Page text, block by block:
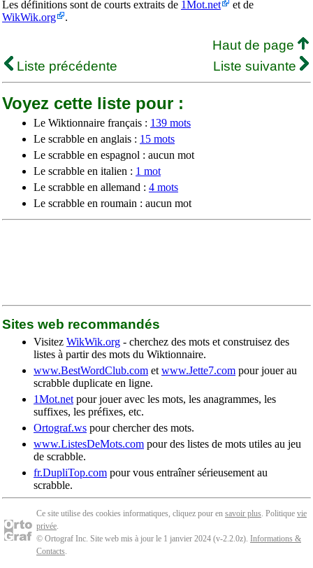
Les définitions sont de courts extraits de 1Mot.net
et de
WikWik.org
.
Haut de page
Liste précédente
Liste suivante
Voyez cette liste pour :
Le Wiktionnaire français : 139 mots
Le scrabble en anglais : 15 mots
Le scrabble en espagnol : aucun mot
Le scrabble en italien : 1 mot
Le scrabble en allemand : 4 mots
Le scrabble en roumain : aucun mot
Sites web recommandés
Visitez WikWik.org - cherchez des mots et construisez des
listes à partir des mots du Wiktionnaire.
www.BestWordClub.com et www.Jette7.com pour jouer au
scrabble duplicate en ligne.
1Mot.net pour jouer avec les mots, les anagrammes, les
suffixes, les préfixes, etc.
Ortograf.ws pour chercher des mots.
www.ListesDeMots.com pour des listes de mots utiles au jeu
de scrabble.
fr.DupliTop.com pour vous entraîner sérieusement au
scrabble.
Ce site utilise des cookies informatiques, cliquez pour en savoir plus. Politique vie
privée.
© Ortograf Inc. Site web mis à jour le 1 janvier 2024 (v-2.2.0z). Informations &
Contacts.